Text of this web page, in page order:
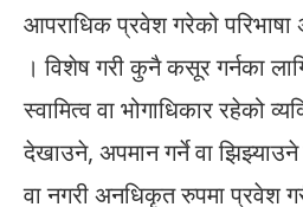
आपराधिक प्रवेश गरेको
। विशेष गरी कुनै कसूर गर्नका
स्वामित्व वा भोगाधिकार रहेको
देखाउने, अपमान गर्ने वा
वा नगरी अनधिकृत रुपमा प्रवेश